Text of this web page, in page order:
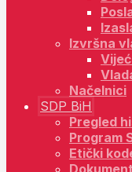
Izvršna
Načelnici
SDP BiH
Pregled
Program
Etički